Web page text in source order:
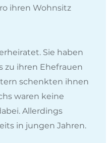
ihren Wohnsitz
Sie haben
zu ihren Ehefrauen
schenkten ihnen
waren keine
Allerdings
in jungen Jahren.